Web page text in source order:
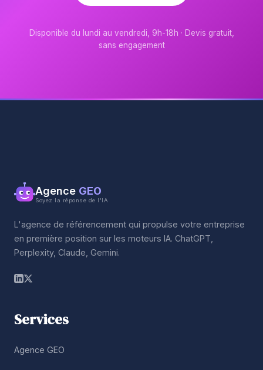
Disponible du lundi au vendredi, 9h-18h · Devis gratuit,
sans engagement
Agence GEO
Soyez la réponse de l'IA
L'agence de référencement qui propulse votre entreprise
en première position sur les moteurs IA. ChatGPT,
Perplexity, Claude, Gemini.
Services
Agence GEO